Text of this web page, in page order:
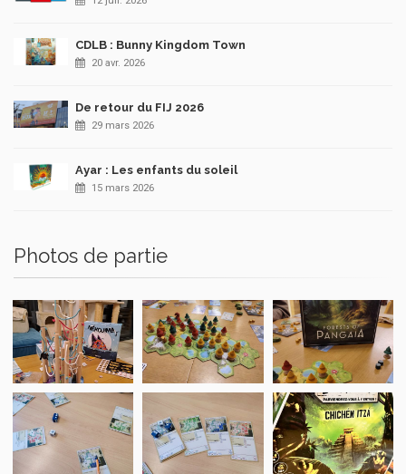
CDLB : Bunny Kingdom Town
20 avr. 2026
De retour du FIJ 2026
29 mars 2026
Ayar : Les enfants du soleil
15 mars 2026
Photos de partie